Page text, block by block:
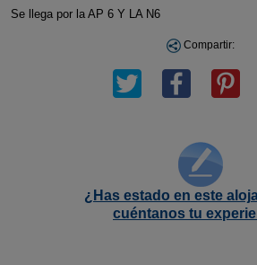
Se llega por la AP 6 Y LA N6
Compartir:
¿Has estado en este
cuéntanos tu